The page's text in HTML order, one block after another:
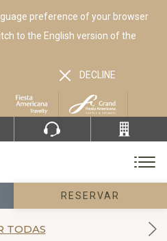
RESERVAR
preference of your browser
to the English version of the
DECLINE
TODAS